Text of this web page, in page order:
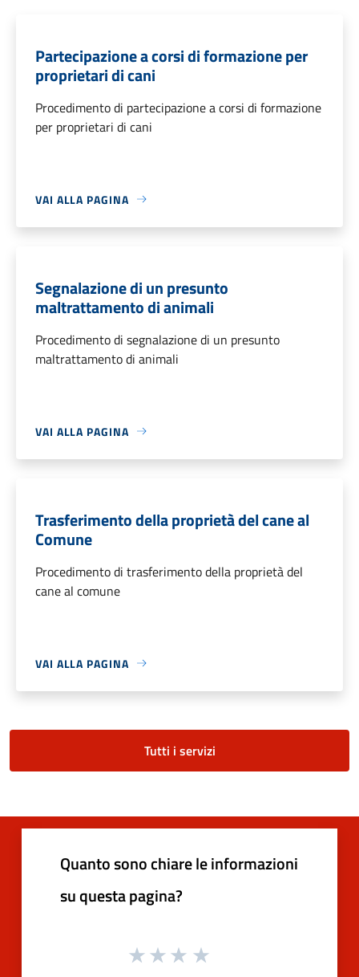
Partecipazione a corsi di formazione per
proprietari di cani
Procedimento di partecipazione a corsi di formazione
per proprietari di cani
VAI ALLA PAGINA
Segnalazione di un presunto
maltrattamento di animali
Procedimento di segnalazione di un presunto
maltrattamento di animali
VAI ALLA PAGINA
Trasferimento della proprietà del cane al
Comune
Procedimento di trasferimento della proprietà del
cane al comune
VAI ALLA PAGINA
Tutti i servizi
Quanto sono chiare le informazioni
su questa pagina?